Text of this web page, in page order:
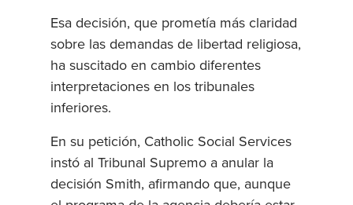
Esa decisión, que prometía más claridad
sobre las demandas de libertad religiosa,
ha suscitado en cambio diferentes
interpretaciones en los tribunales
inferiores.
En su petición, Catholic Social Services
instó al Tribunal Supremo a anular la
decisión Smith, afirmando que, aunque